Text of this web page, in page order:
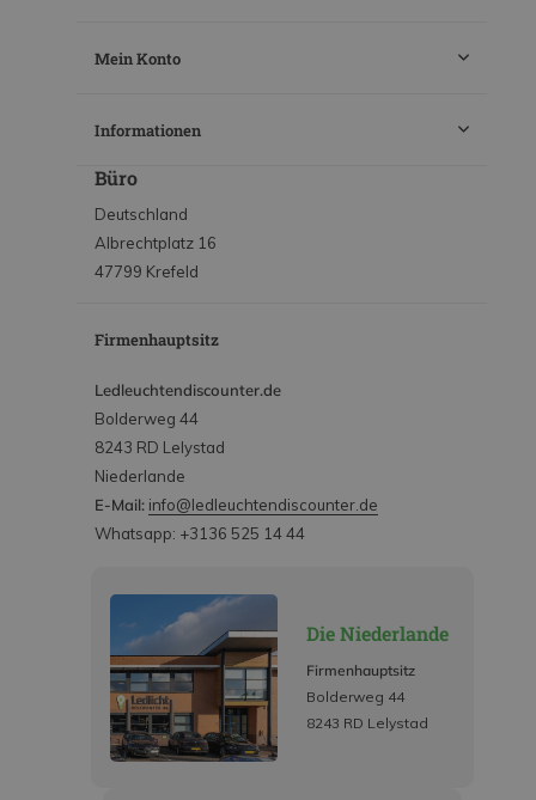
Mein Konto
Informationen
Büro
Deutschland
Albrechtplatz 16
47799 Krefeld
Firmenhauptsitz
Ledleuchtendiscounter.de
Bolderweg 44
8243 RD Lelystad
Niederlande
E-Mail: info@ledleuchtendiscounter.de
Whatsapp: +3136 525 14 44
Die Niederlande
Firmenhauptsitz
Bolderweg 44
8243 RD Lelystad